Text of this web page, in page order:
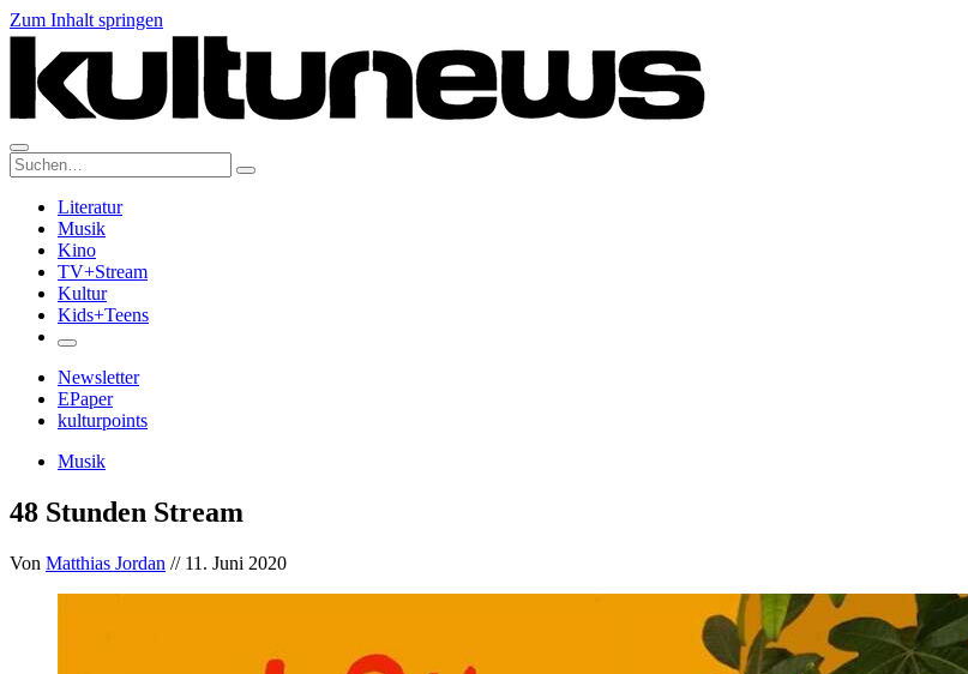
Zum Inhalt springen
Suche:
Literatur
Musik
Kino
TV+Stream
Kultur
Kids+Teens
Newsletter
EPaper
kulturpoints
Musik
48 Stunden Stream
Von Matthias Jordan // 11. Juni 2020